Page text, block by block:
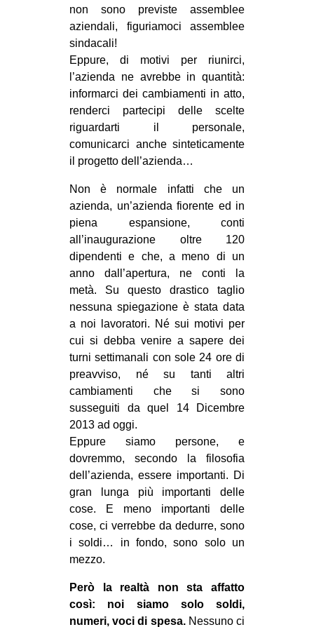
non sono previste assemblee
aziendali, figuriamoci assemblee
sindacali!
Eppure, di motivi per riunirci,
l’azienda ne avrebbe in quantità:
informarci dei cambiamenti in atto,
renderci partecipi delle scelte
riguardarti il personale,
comunicarci anche sinteticamente
il progetto dell’azienda…
Non è normale infatti che un
azienda, un’azienda fiorente ed in
piena espansione, conti
all’inaugurazione oltre 120
dipendenti e che, a meno di un
anno dall’apertura, ne conti la
metà. Su questo drastico taglio
nessuna spiegazione è stata data
a noi lavoratori. Né sui motivi per
cui si debba venire a sapere dei
turni settimanali con sole 24 ore di
preavviso, né su tanti altri
cambiamenti che si sono
susseguiti da quel 14 Dicembre
2013 ad oggi.
Eppure siamo persone, e
dovremmo, secondo la filosofia
dell’azienda, essere importanti. Di
gran lunga più importanti delle
cose. E meno importanti delle
cose, ci verrebbe da dedurre, sono
i soldi… in fondo, sono solo un
mezzo.
Però la realtà non sta affatto
così: noi siamo solo soldi,
numeri, voci di spesa.Nessuno ci